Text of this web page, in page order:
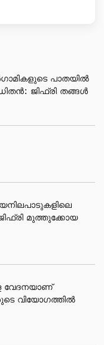
പാതയിൽ
ജിഫ്‌രി തങ്ങൾ
മുത്തുക്കോയ
വേദനയാണ്
വിയോ​ഗത്തിൽ